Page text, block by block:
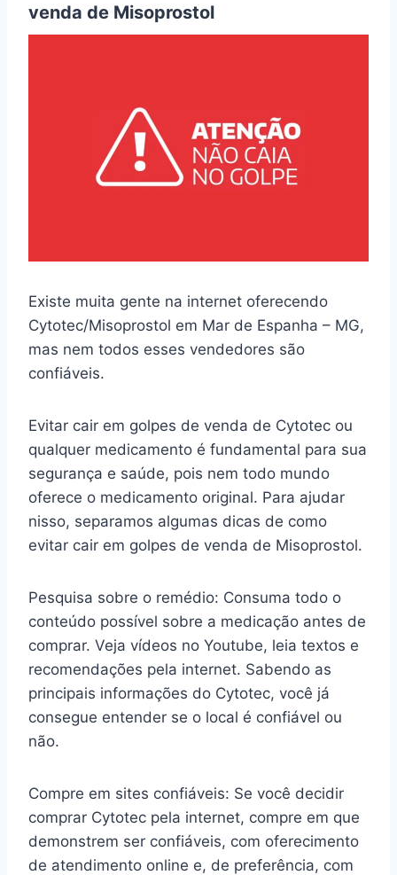
venda de Misoprostol
Existe muita gente na internet oferecendo
Cytotec/Misoprostol em Mar de Espanha – MG,
mas nem todos esses vendedores são
confiáveis.
Evitar cair em golpes de venda de Cytotec ou
qualquer medicamento é fundamental para sua
segurança e saúde, pois nem todo mundo
oferece o medicamento original. Para ajudar
nisso, separamos algumas dicas de como
evitar cair em golpes de venda de Misoprostol.
Pesquisa sobre o remédio: Consuma todo o
conteúdo possível sobre a medicação antes de
comprar. Veja vídeos no Youtube, leia textos e
recomendações pela internet. Sabendo as
principais informações do Cytotec, você já
consegue entender se o local é confiável ou
não.
Compre em sites confiáveis: Se você decidir
comprar Cytotec pela internet, compre em que
demonstrem ser confiáveis, com oferecimento
de atendimento online e, de preferência, com